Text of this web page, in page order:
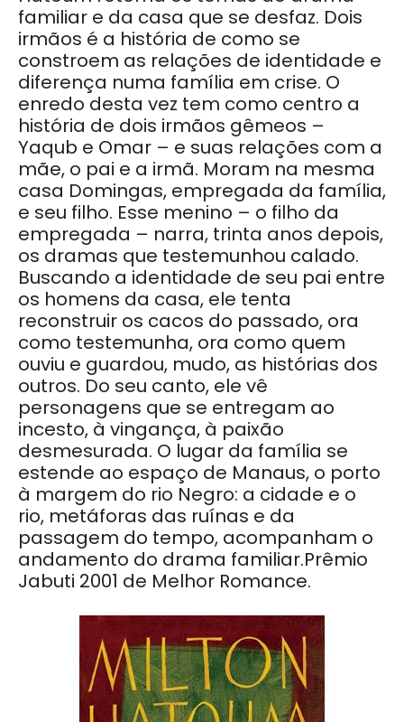
familiar e da casa que se desfaz. Dois
irmãos é a história de como se
constroem as relações de identidade e
diferença numa família em crise. O
enredo desta vez tem como centro a
história de dois irmãos gêmeos –
Yaqub e Omar – e suas relações com a
mãe, o pai e a irmã. Moram na mesma
casa Domingas, empregada da família,
e seu filho. Esse menino – o filho da
empregada – narra, trinta anos depois,
os dramas que testemunhou calado.
Buscando a identidade de seu pai entre
os homens da casa, ele tenta
reconstruir os cacos do passado, ora
como testemunha, ora como quem
ouviu e guardou, mudo, as histórias dos
outros. Do seu canto, ele vê
personagens que se entregam ao
incesto, à vingança, à paixão
desmesurada. O lugar da família se
estende ao espaço de Manaus, o porto
à margem do rio Negro: a cidade e o
rio, metáforas das ruínas e da
passagem do tempo, acompanham o
andamento do drama familiar.Prêmio
Jabuti 2001 de Melhor Romance.